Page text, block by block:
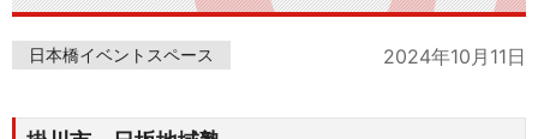
日本橋イベントスペース 2024年10月11日